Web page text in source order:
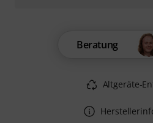
Beratung
Altgeräte-